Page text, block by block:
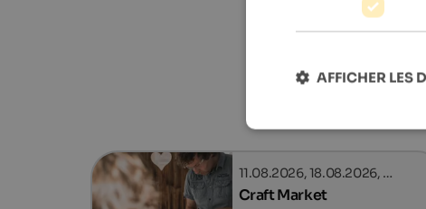
11.08.2026, 18.08.2026, …
Craft Market
AFFICHER LES